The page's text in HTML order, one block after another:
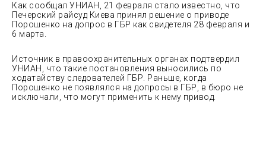
Как сообщал УНИАН, 21 февраля стало известно, что
Печерский райсуд Киева принял решение о приводе
Порошенко на допрос в ГБР как свидетеля 28 февраля и
6 марта.
Источник в правоохранительных органах подтвердил
УНИАН, что такие постановления выносились по
ходатайству следователей ГБР. Раньше, когда
Порошенко не появлялся на допросы в ГБР, в бюро не
исключали, что могут применить к нему привод.